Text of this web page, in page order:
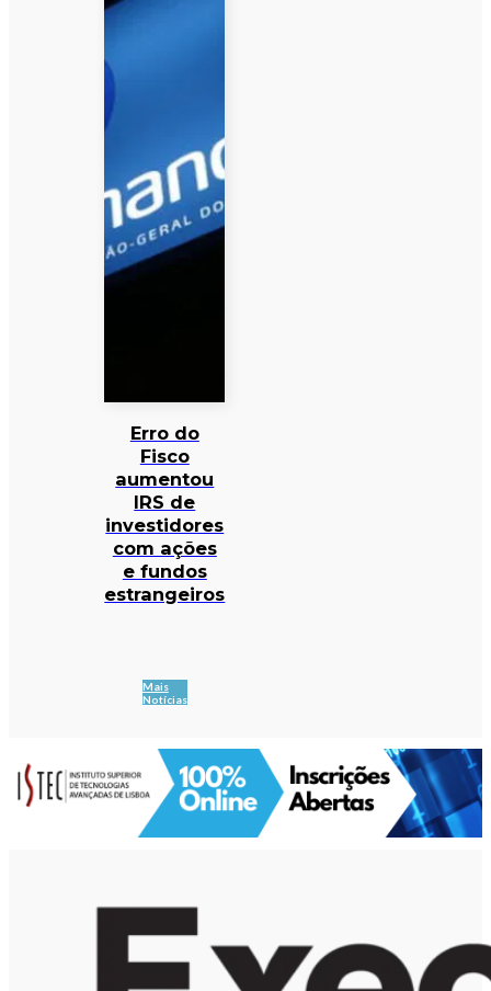
Erro do
Fisco
aumentou
IRS de
investidores
com ações
e fundos
estrangeiros
Mais
Notícias